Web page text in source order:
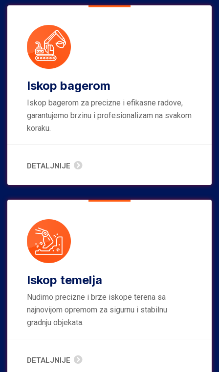
Iskop bagerom
Iskop bagerom za precizne i efikasne radove,
garantujemo brzinu i profesionalizam na svakom
koraku.
DETALJNIJE
Iskop temelja
Nudimo precizne i brze iskope terena sa
najnovijom opremom za sigurnu i stabilnu
gradnju objekata.
DETALJNIJE